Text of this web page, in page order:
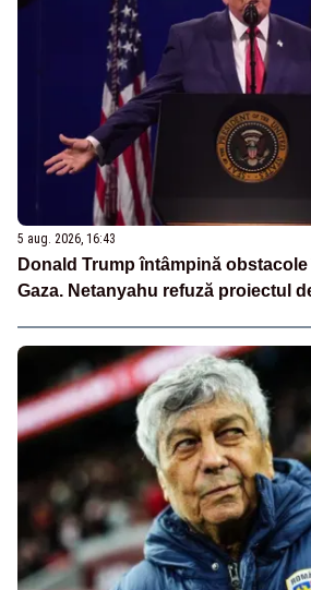
5 aug. 2026, 16:43
Donald Trump întâmpină
Gaza. Netanyahu refuză proiectul